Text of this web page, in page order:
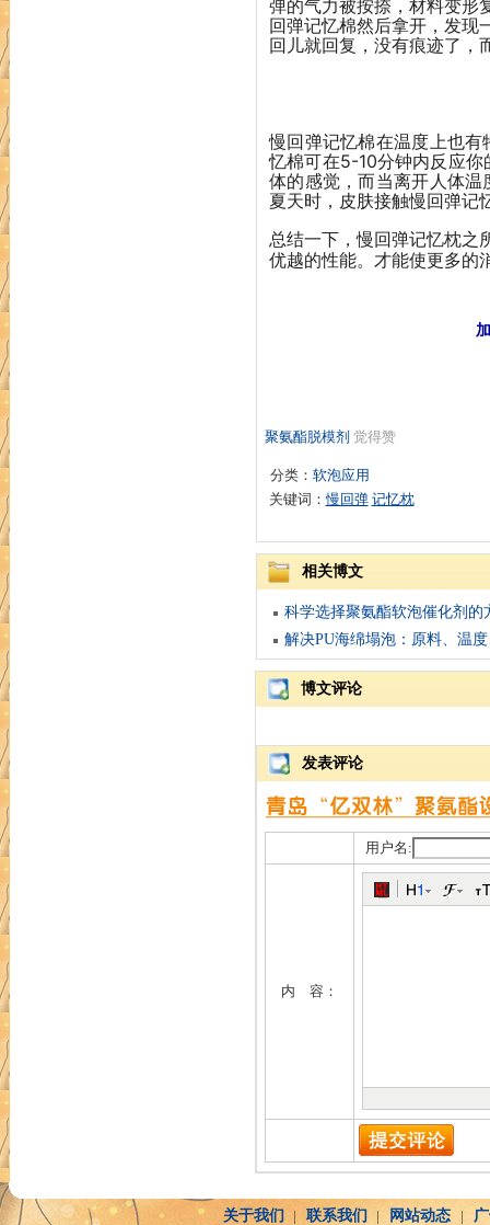
弹的气力被按捺，材料变形
回弹记忆棉然后拿开，发现
回儿就回复，没有痕迹了，
慢回弹记忆棉在温度上也
忆棉可在5-10分钟内反应
体的感觉，而当离开人体
夏天时，皮肤接触慢回弹记
总结一下，慢回弹记忆枕之
优越的性能。才能使更多的
聚氨酯脱模剂 觉得赞
分类： 软泡应用
关键词：慢回弹 记忆枕
相关博文
科学选择聚氨酯软泡催化剂的
解决PU海绵塌泡：原料、温
博文评论
发表评论
用户名:
内 容：
关于我们 | 联系我们 | 网站动态 |